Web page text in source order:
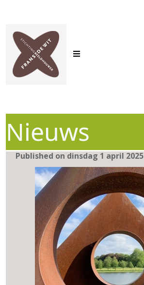
Nieuws
Published on dinsdag 1 april 2025